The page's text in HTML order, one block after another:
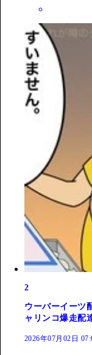
2
ウーバーイーツ
ャリンコ爆走配
2026年07月02日